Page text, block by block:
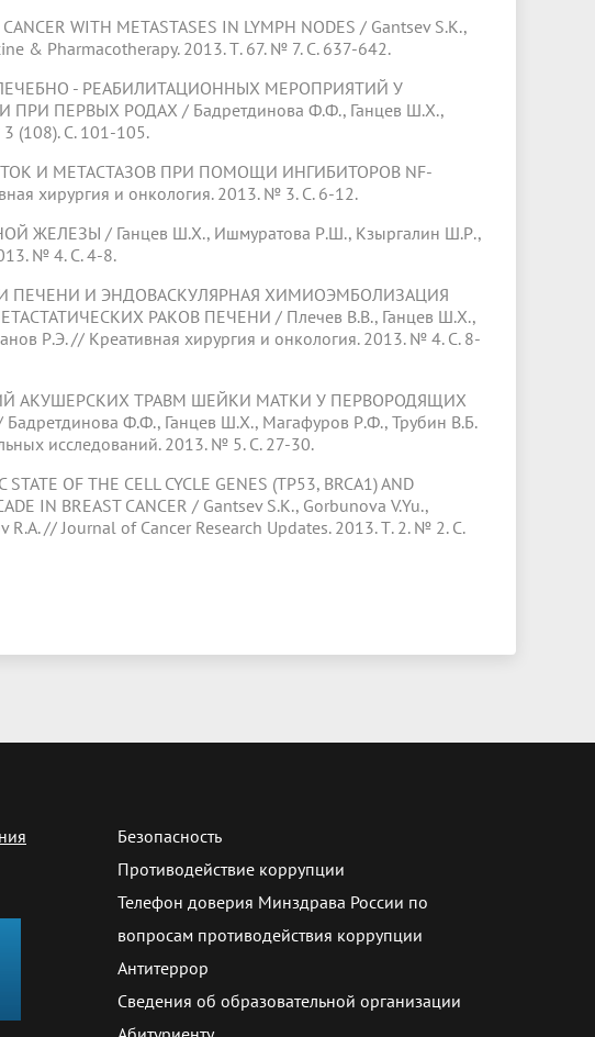
WITH METASTASES IN LYMPH NODES / Gantsev S.K.,
& Pharmacotherapy. 2013. Т. 67. № 7. С. 637-642.
- РЕАБИЛИТАЦИОННЫХ МЕРОПРИЯТИЙ У
ПЕРВЫХ РОДАХ / Бадретдинова Ф.Ф., Ганцев Ш.Х.,
(108). С. 101-105.
МЕТАСТАЗОВ ПРИ ПОМОЩИ ИНГИБИТОРОВ NF-
хирургия и онкология. 2013. № 3. С. 6-12.
/ Ганцев Ш.Х., Ишмуратова Р.Ш., Кзыргалин Ш.Р.,
№ 4. С. 4-8.
И ЭНДОВАСКУЛЯРНАЯ ХИМИОЭМБОЛИЗАЦИЯ
РАКОВ ПЕЧЕНИ / Плечев В.В., Ганцев Ш.Х.,
Р.Э. // Креативная хирургия и онкология. 2013. № 4. С. 8-
ТРАВМ ШЕЙКИ МАТКИ У ПЕРВОРОДЯЩИХ
Ф.Ф., Ганцев Ш.Х., Магафуров Р.Ф., Трубин В.Б.
исследований. 2013. № 5. С. 27-30.
OF THE CELL CYCLE GENES (TP53, BRCA1) AND
IN BREAST CANCER / Gantsev S.K., Gorbunova V.Yu.,
R.A. // Journal of Cancer Research Updates. 2013. Т. 2. № 2. С.
Безопасность
Противодействие коррупции
Телефон доверия Минздрава России по
вопросам противодействия коррупции
Антитеррор
Сведения об образовательной организации